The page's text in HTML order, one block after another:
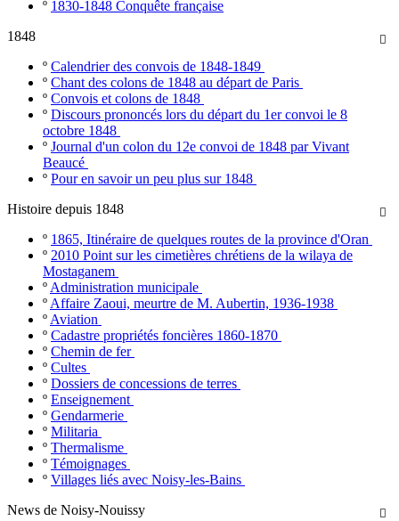
º 1830-1848 Conquête française

1848
º Calendrier des convois de 1848-1849
º Chant des colons de 1848 au départ de Paris
º Convois et colons de 1848
º Discours prononcés lors du départ du 1er convoi le 8
octobre 1848
º Journal d'un colon du 12e convoi de 1848 par Vivant
Beaucé
º Pour en savoir un peu plus sur 1848

Histoire depuis 1848
º 1865, Itinéraire de quelques routes de la province d'Oran
º 2010 Point sur les cimetières chrétiens de la wilaya de
Mostaganem
º Administration municipale
º Affaire Zaoui, meurtre de M. Aubertin, 1936-1938
º Aviation
º Cadastre propriétés foncières 1860-1870
º Chemin de fer
º Cultes
º Dossiers de concessions de terres
º Enseignement
º Gendarmerie
º Militaria
º Thermalisme
º Témoignages
º Villages liés avec Noisy-les-Bains

News de Noisy-Nouissy